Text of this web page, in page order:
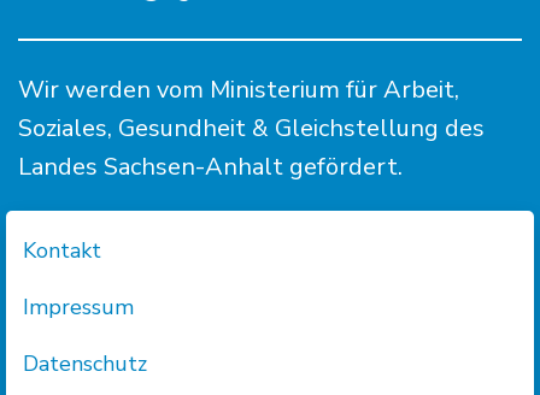
Wir werden vom Ministerium für Arbeit,
Soziales, Gesundheit & Gleichstellung des
Landes Sachsen-Anhalt gefördert.
Kontakt
Impressum
Datenschutz